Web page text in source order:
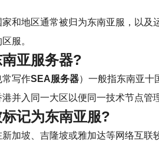
和地区通常被归为东南亚服，以
服。
亚服务器?
常写作SEA服务器）一般指东南亚十
并入同一大区以便同一技术节点管
记为东南亚服?
加坡、吉隆坡或雅加达等网络互